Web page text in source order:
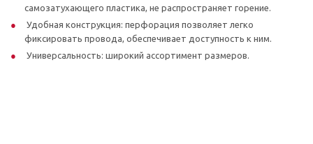
самозатухающего пластика, не распространяет горение.
Удобная конструкция: перфорация позволяет легко
фиксировать провода, обеспечивает доступность к ним.
Универсальность: широкий ассортимент размеров.